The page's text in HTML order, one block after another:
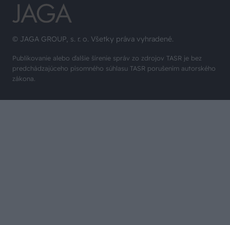
© JAGA GROUP, s. r. o. Všetky práva vyhradené.
Publikovanie alebo ďalšie šírenie správ zo zdrojov TASR je bez
predchádzajúceho písomného súhlasu TASR porušením autorského
zákona.